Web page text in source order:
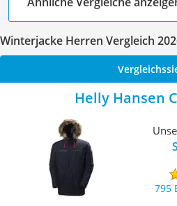
Winterjacke Herren Vergleich
Helly Hansen
795